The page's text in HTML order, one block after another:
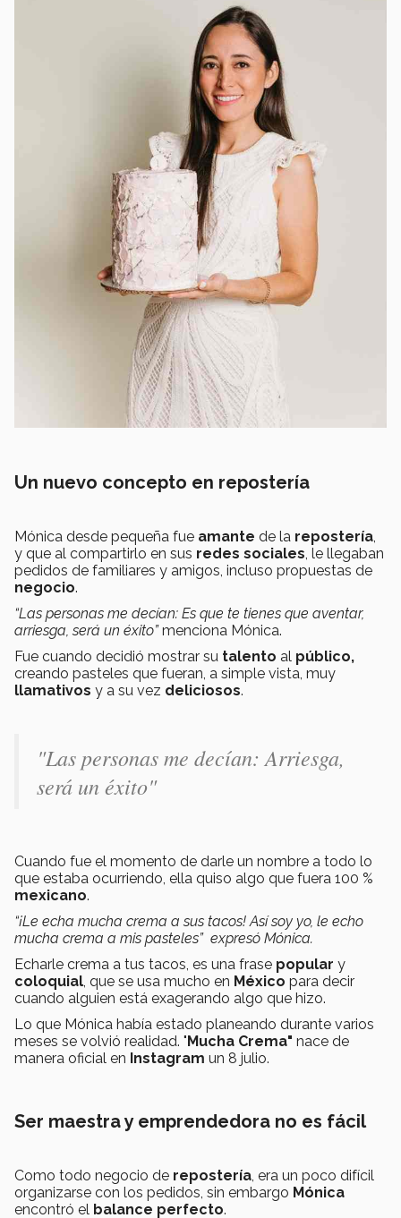
Un nuevo concepto en repostería
Mónica desde pequeña fue amante de la repostería,
y que al compartirlo en sus redes sociales, le llegaban
pedidos de familiares y amigos, incluso propuestas de
negocio.
“Las personas me decían: Es que te tienes que aventar,
arriesga, será un éxito”menciona Mónica.
Fue cuando decidió mostrar su talento al público,
creando pasteles que fueran, a simple vista, muy
llamativos y a su vez deliciosos.
"Las personas me decían: Arriesga,
será un éxito"
Cuando fue el momento de darle un nombre a todo lo
que estaba ocurriendo, ella quiso algo que fuera 100 %
mexicano.
“¡Le echa mucha crema a sus tacos! Así soy yo, le echo
mucha crema a mis pasteles” expresó Mónica.
Echarle crema a tus tacos, es una frase popular y
coloquial, que se usa mucho en México para decir
cuando alguien está exagerando algo que hizo.
Lo que Mónica había estado planeando durante varios
meses se volvió realidad. " Mucha Crema" nace de
manera oficial en nstagram un 8 julio.
Ser maestra y emprendedora no es fácil
Como todo negocio de repostería, era un poco difícil
organizarse con los pedidos, sin embargo Mónica
encontró el balance perfecto.